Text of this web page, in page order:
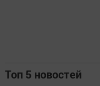
Топ 5 новостей